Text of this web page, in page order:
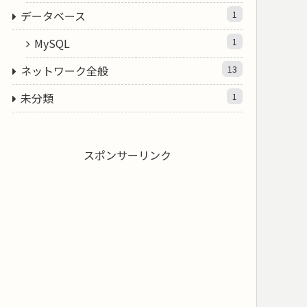
データベース 1
MySQL 1
ネットワーク全般 13
未分類 1
スポンサーリンク